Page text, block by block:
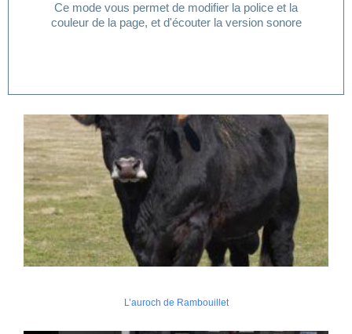
Ce mode vous permet de modifier la police et la
couleur de la page, et d'écouter la version sonore
Vous avez besoin d'aide pour accéder à votre mode
L’auroch de Rambouillet